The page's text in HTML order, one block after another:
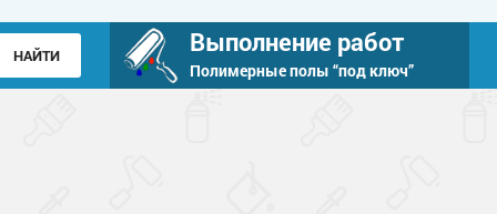
Выполнение работ
Полимерные полы “под ключ”